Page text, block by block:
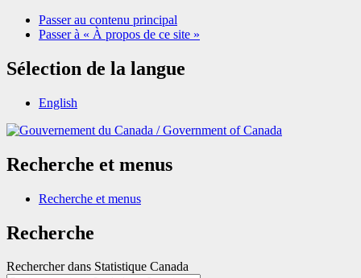
Passer au contenu principal
Passer à « À propos de ce site »
Sélection de la langue
English
/Government of Canada
Recherche et menus
Recherche et menus
Recherche
Rechercher dans Statistique Canada